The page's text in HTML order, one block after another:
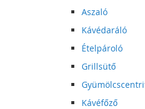
Aszaló
Kávédaráló
Ételpároló
Grillsütő
Kávéfőző